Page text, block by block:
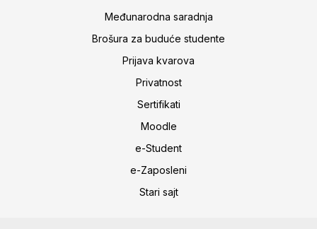
Međunarodna saradnja
Brošura za buduće studente
Prijava kvarova
Privatnost
Sertifikati
Moodle
e-Student
e-Zaposleni
Stari sajt